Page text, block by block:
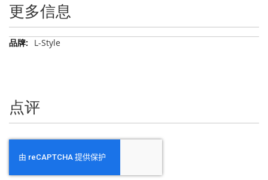
更多信息
更
L-Style
点评